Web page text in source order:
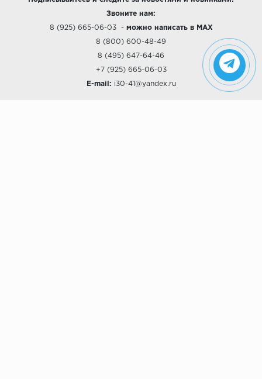
Звоните нам:
8 (925) 665-06-03- можно написать в MAX
8 (800) 600-48-49
8 (495) 647-64-46
+7 (925) 665-06-03
E-mail: i30-41@yandex.ru